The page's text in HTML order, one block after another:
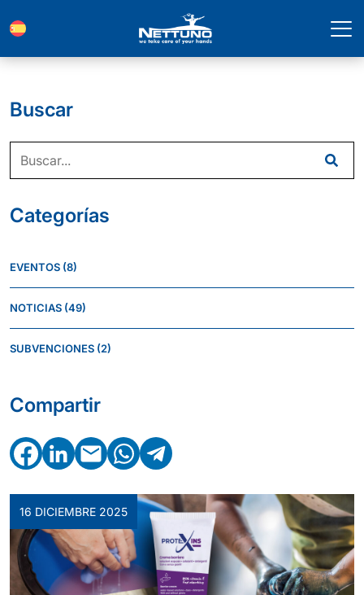
Buscar
Categorías
EVENTOS (8)
NOTICIAS (49)
SUBVENCIONES (2)
Compartir
Facebook
LinkedIn
EmailWhatsApp
Telegram
16 DICIEMBRE 2025